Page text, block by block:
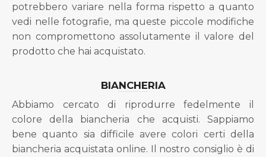
potrebbero variare nella forma rispetto a quanto
vedi nelle fotografie, ma queste piccole modifiche
non compromettono assolutamente il valore del
prodotto che hai acquistato.
BIANCHERIA
Abbiamo cercato di riprodurre fedelmente il
colore della biancheria che acquisti. Sappiamo
bene quanto sia difficile avere colori certi della
biancheria acquistata online. Il nostro consiglio è di